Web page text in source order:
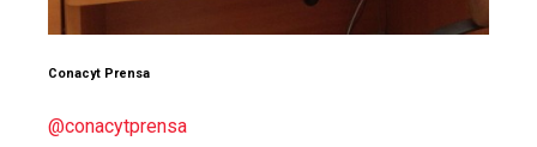
Conacyt Prensa
@conacytprensa